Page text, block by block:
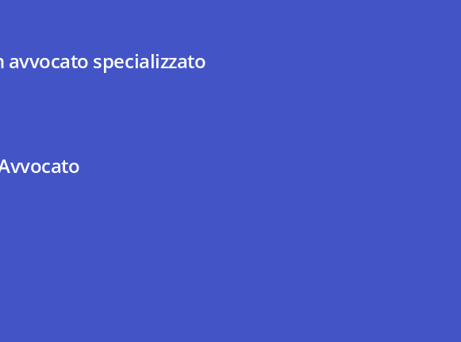
avvocato specializzato